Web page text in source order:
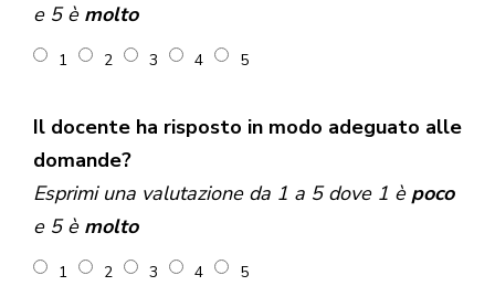
e 5 è molto
1 2 3 4 5
Il docente ha risposto in modo adeguato alle
domande?
Esprimi una valutazione da 1 a 5 dove 1 è poco
e 5 è molto
1 2 3 4 5